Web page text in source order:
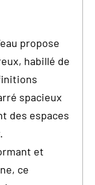
propose
habillé de
spacieux
des espaces
et
ce